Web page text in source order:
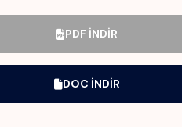
PDF İNDIR
DOC INDIR